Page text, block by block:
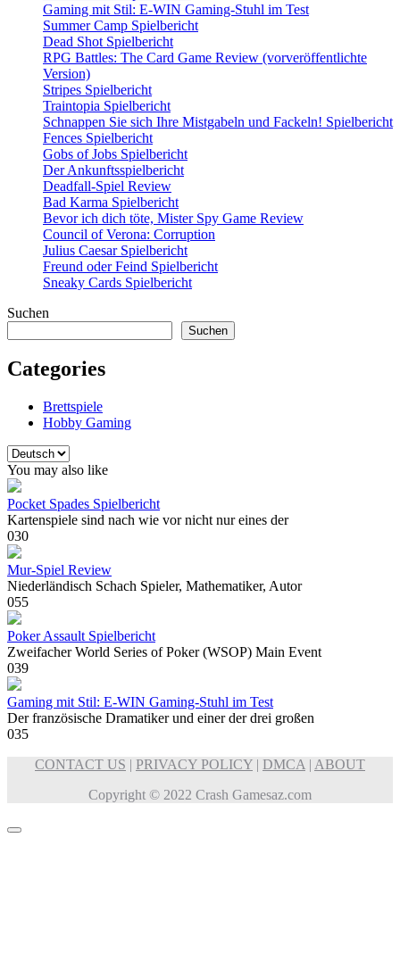
Gaming mit Stil: E-WIN Gaming-Stuhl im Test
Summer Camp Spielbericht
Dead Shot Spielbericht
RPG Battles: The Card Game Review (vorveröffentlichte
Version)
Stripes Spielbericht
Traintopia Spielbericht
Schnappen Sie sich Ihre Mistgabeln und Fackeln! Spielbericht
Fences Spielbericht
Gobs of Jobs Spielbericht
Der Ankunftsspielbericht
Deadfall-Spiel Review
Bad Karma Spielbericht
Bevor ich dich töte, Mister Spy Game Review
Council of Verona: Corruption
Julius Caesar Spielbericht
Freund oder Feind Spielbericht
Sneaky Cards Spielbericht
Suchen
Suchen
Categories
Brettspiele
Hobby Gaming
Sprache
auswählen
You may also like
Pocket Spades Spielbericht
Kartenspiele sind nach wie vor nicht nur eines der
030
Mur-Spiel Review
Niederländisch Schach Spieler, Mathematiker, Autor
055
Poker Assault Spielbericht
Zweifacher World Series of Poker (WSOP) Main Event
039
Gaming mit Stil: E-WIN Gaming-Stuhl im Test
Der französische Dramatiker und einer der drei großen
035
CONTACT US | PRIVACY POLICY | DMCA | ABOUT
Copyright © 2022 Crash Gamesaz.com